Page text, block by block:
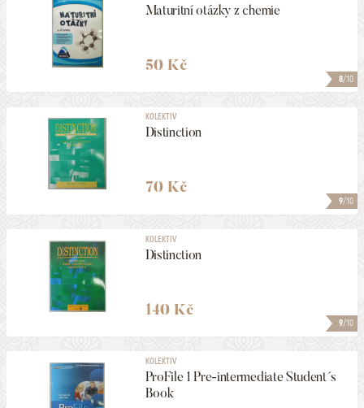
8/10
Maturitní otázky z chemie
50 Kč
9/10
KOLEKTIV
Distinction
70 Kč
9/10
KOLEKTIV
Distinction
140 Kč
KOLEKTIV
ProFile 1 Pre-intermediate Student´s
Book